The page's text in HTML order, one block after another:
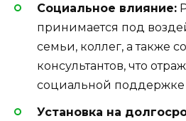
Социальное влияние:
принимается под
семьи, коллег, а также
консультантов, что
социальной
Установка на